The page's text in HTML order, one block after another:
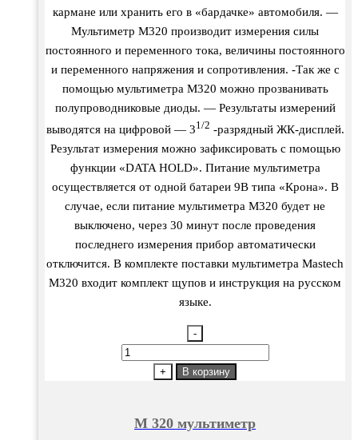
кармане или хранить его в «бардачке» автомобиля. —
Мультиметр M320 производит измерения силы
постоянного и переменного тока, величины постоянного
и переменного напряжения и сопротивления. -Так же с
помощью мультиметра M320 можно прозванивать
полупроводниковые диоды. — Результаты измерений
выводятся на цифровой — 31/2 -разрядный ЖК-дисплей.
Результат измерения можно зафиксировать с помощью
функции «DATA HOLD». Питание мультиметра
осуществляется от одной батареи 9В типа «Крона». В
случае, если питание мультиметра M320 будет не
выключено, через 30 минут после проведения
последнего измерения прибор автоматически
отключится. В комплекте поставки мультиметра Mastech
M320 входит комплект щупов и инструкция на русском
языке.
-
Количество
мультиметр
+ В корзину
М 320 мультиметр